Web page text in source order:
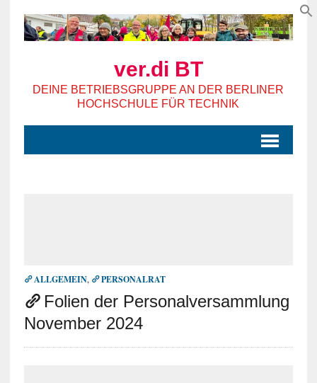
ver.di BT
DEINE BETRIEBSGRUPPE AN DER BERLINER
HOCHSCHULE FÜR TECHNIK
ALLGEMEIN, PERSONALRAT
Folien der Personalversammlung
November 2024